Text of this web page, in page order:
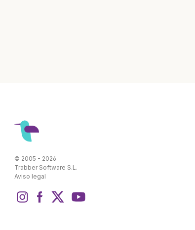
© 2005 - 2026
Trabber Software S.L.
Aviso legal